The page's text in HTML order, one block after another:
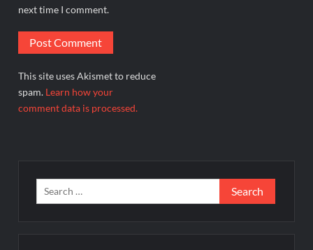
next time I comment.
This site uses Akismet to reduce
spam. Learn how your
comment data is processed.
Search
for: